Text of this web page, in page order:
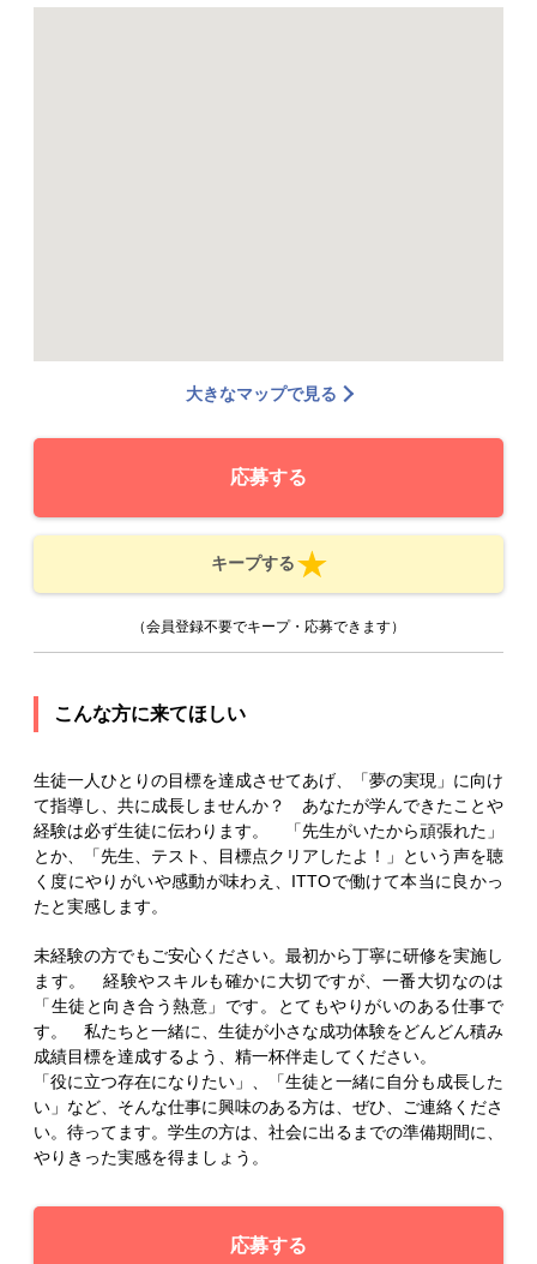
大きなマップで見る
応募する
キープする
（会員登録不要でキープ・応募できます）
こんな方に来てほしい
生徒一人ひとりの目標を達成させてあげ、「夢の実現」に向け
て指導し、共に成長しませんか？ あなたが学んできたことや
経験は必ず生徒に伝わります。 「先生がいたから頑張れた」
とか、「先生、テスト、目標点クリアしたよ！」という声を聴
く度にやりがいや感動が味わえ、ITTOで働けて本当に良かっ
たと実感します。
未経験の方でもご安心ください。最初から丁寧に研修を実施し
ます。 経験やスキルも確かに大切ですが、一番大切なのは
「生徒と向き合う熱意」です。とてもやりがいのある仕事で
す。 私たちと一緒に、生徒が小さな成功体験をどんどん積み
成績目標を達成するよう、精一杯伴走してください。
「役に立つ存在になりたい」、「生徒と一緒に自分も成長した
い」など、そんな仕事に興味のある方は、ぜひ、ご連絡くださ
い。待ってます。学生の方は、社会に出るまでの準備期間に、
やりきった実感を得ましょう。
応募する